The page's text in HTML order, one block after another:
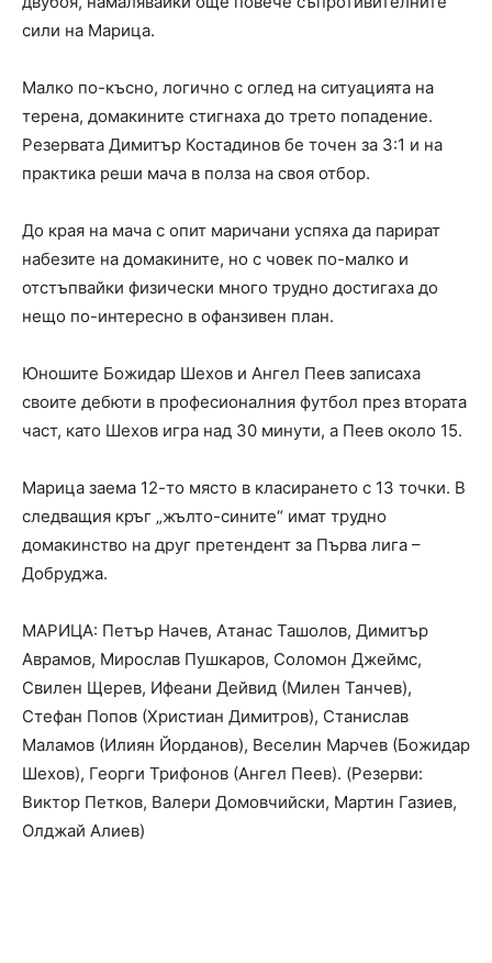
сили на Марица.
Малко по-късно, логично с оглед на ситуацията на
терена, домакините стигнаха до трето попадение.
Резервата Димитър Костадинов бе точен за 3:1 и на
практика реши мача в полза на своя отбор.
До края на мача с опит маричани успяха да парират
набезите на домакините, но с човек по-малко и
отстъпвайки физически много трудно достигаха до
нещо по-интересно в офанзивен план.
Юношите Божидар Шехов и Ангел Пеев записаха
своите дебюти в професионалния футбол през втората
част, като Шехов игра над 30 минути, а Пеев около 15.
Марица заема 12-то място в класирането с 13 точки. В
следващия кръг „жълто-сините“ имат трудно
домакинство на друг претендент за Първа лига –
Добруджа.
МАРИЦА: Петър Начев, Атанас Ташолов, Димитър
Аврамов, Мирослав Пушкаров, Соломон Джеймс,
Свилен Щерев, Ифеани Дейвид (Милен Танчев),
Стефан Попов (Христиан Димитров), Станислав
Маламов (Илиян Йорданов), Веселин Марчев (Божидар
Шехов), Георги Трифонов (Ангел Пеев). (Резерви:
Виктор Петков, Валери Домовчийски, Мартин Газиев,
Олджай Алиев)